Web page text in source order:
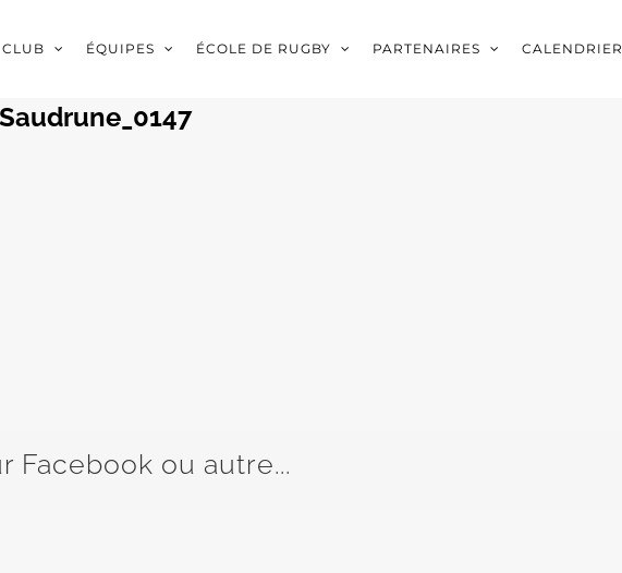
CLUB ÉQUIPES ÉCOLE DE RUGBY PARTENAIRES CALENDRIER
Facebook ou autre...